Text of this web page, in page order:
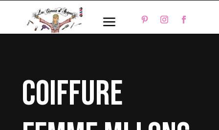
a
coiffure